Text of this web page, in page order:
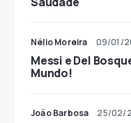
Nélio Moreira 09/01/
Messi e Del
Mundo!
João Barbosa 25/02/